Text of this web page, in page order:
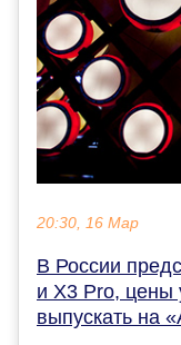
20:30, 16 Мар
В России
и X3 Pro,
выпускать на